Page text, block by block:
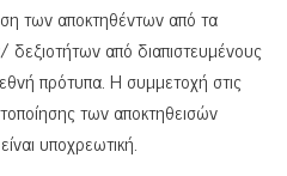
των αποκτηθέντων από τα
από διαπιστευμένους
πρότυπα. Η συμμετοχή στις
των αποκτηθεισών
υποχρεωτική.